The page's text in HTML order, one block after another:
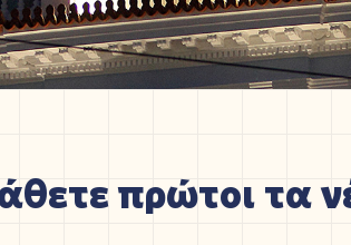
πρώτοι τα